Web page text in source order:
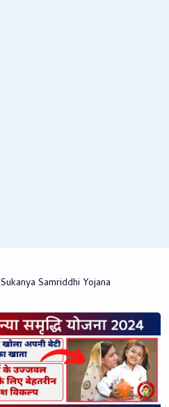
Sukanya Samriddhi Yojana